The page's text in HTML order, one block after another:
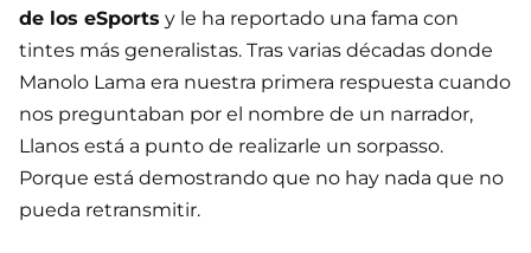
de los eSports y le ha reportado una fama con
tintes más generalistas. Tras varias décadas donde
Manolo Lama era nuestra primera respuesta cuando
nos preguntaban por el nombre de un narrador,
Llanos está a punto de realizarle un sorpasso.
Porque está demostrando que no hay nada que no
pueda retransmitir.